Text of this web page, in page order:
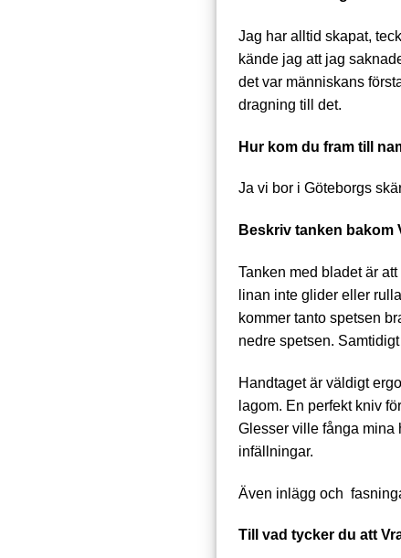
Jag har alltid skapat,
kände jag att jag
det var människans
dragning till det.
Hur kom du fram till
Ja vi bor i Göteborgs
Beskriv tanken bakom
Tanken med bladet är
linan inte glider eller
kommer tanto spetsen
nedre spetsen.
Handtaget är väldigt
lagom. En perfekt kniv
Glesser ville fånga mina
infällningar.
Även inlägg och
Till vad tycker du att